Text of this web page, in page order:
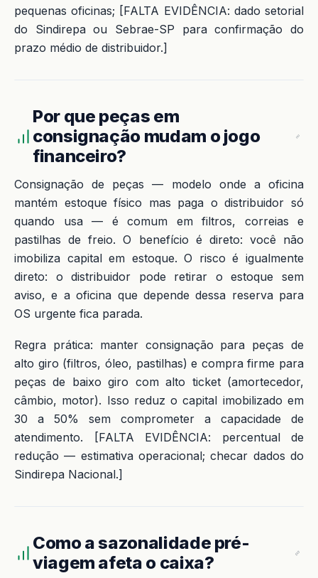
pequenas oficinas; [FALTA EVIDÊNCIA: dado setorial
do Sindirepa ou Sebrae-SP para confirmação do
prazo médio de distribuidor.]
Por que peças em
consignação mudam o jogo
financeiro?
Consignação de peças — modelo onde a oficina
mantém estoque físico mas paga o distribuidor só
quando usa — é comum em filtros, correias e
pastilhas de freio. O benefício é direto: você não
imobiliza capital em estoque. O risco é igualmente
direto: o distribuidor pode retirar o estoque sem
aviso, e a oficina que depende dessa reserva para
OS urgente fica parada.
Regra prática: manter consignação para peças de
alto giro (filtros, óleo, pastilhas) e compra firme para
peças de baixo giro com alto ticket (amortecedor,
câmbio, motor). Isso reduz o capital imobilizado em
30 a 50% sem comprometer a capacidade de
atendimento. [FALTA EVIDÊNCIA: percentual de
redução — estimativa operacional; checar dados do
Sindirepa Nacional.]
Como a sazonalidade pré-
viagem afeta o caixa?